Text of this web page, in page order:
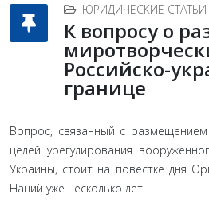
ЮРИДИЧЕСКИЕ СТАТЬИ
К вопросу о
Российско-
границе
Вопрос, связанный с
целей урегулирования
Украины, стоит на повестке дня
Наций уже несколько лет.